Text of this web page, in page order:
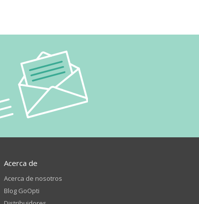
Acerca de
Acerca de nosotros
Blog GoOpti